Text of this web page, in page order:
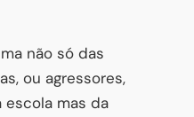
não só das
ou agressores,
escola mas da